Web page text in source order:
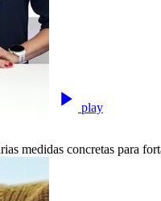
play
medidas concretas para